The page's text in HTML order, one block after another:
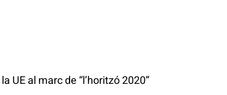
UE al marc de “l’horitzó 2020”